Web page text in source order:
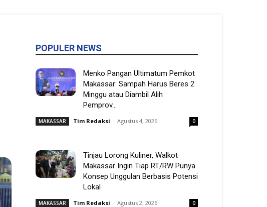
POPULER NEWS
Menko Pangan Ultimatum Pemkot
Makassar: Sampah Harus Beres 2
Minggu atau Diambil Alih
Pemprov...
MAKASSAR Tim Redaksi - Agustus 4, 2026 0
Tinjau Lorong Kuliner, Walkot
Makassar Ingin Tiap RT/RW Punya
Konsep Unggulan Berbasis Potensi
Lokal
MAKASSAR Tim Redaksi - Agustus 2, 2026 0